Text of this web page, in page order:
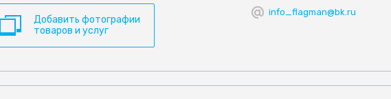
Добавить фотографии
товаров и услуг
info_flagman@bk.ru